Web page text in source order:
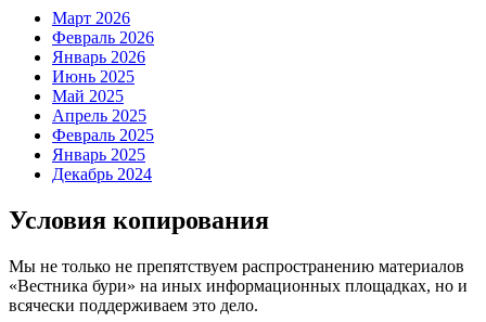
Март 2026
Февраль 2026
Январь 2026
Июнь 2025
Май 2025
Апрель 2025
Февраль 2025
Январь 2025
Декабрь 2024
Условия копирования
Мы не только не препятствуем распространению материалов
«Вестника бури» на иных информационных площадках, но и
всячески поддерживаем это дело.